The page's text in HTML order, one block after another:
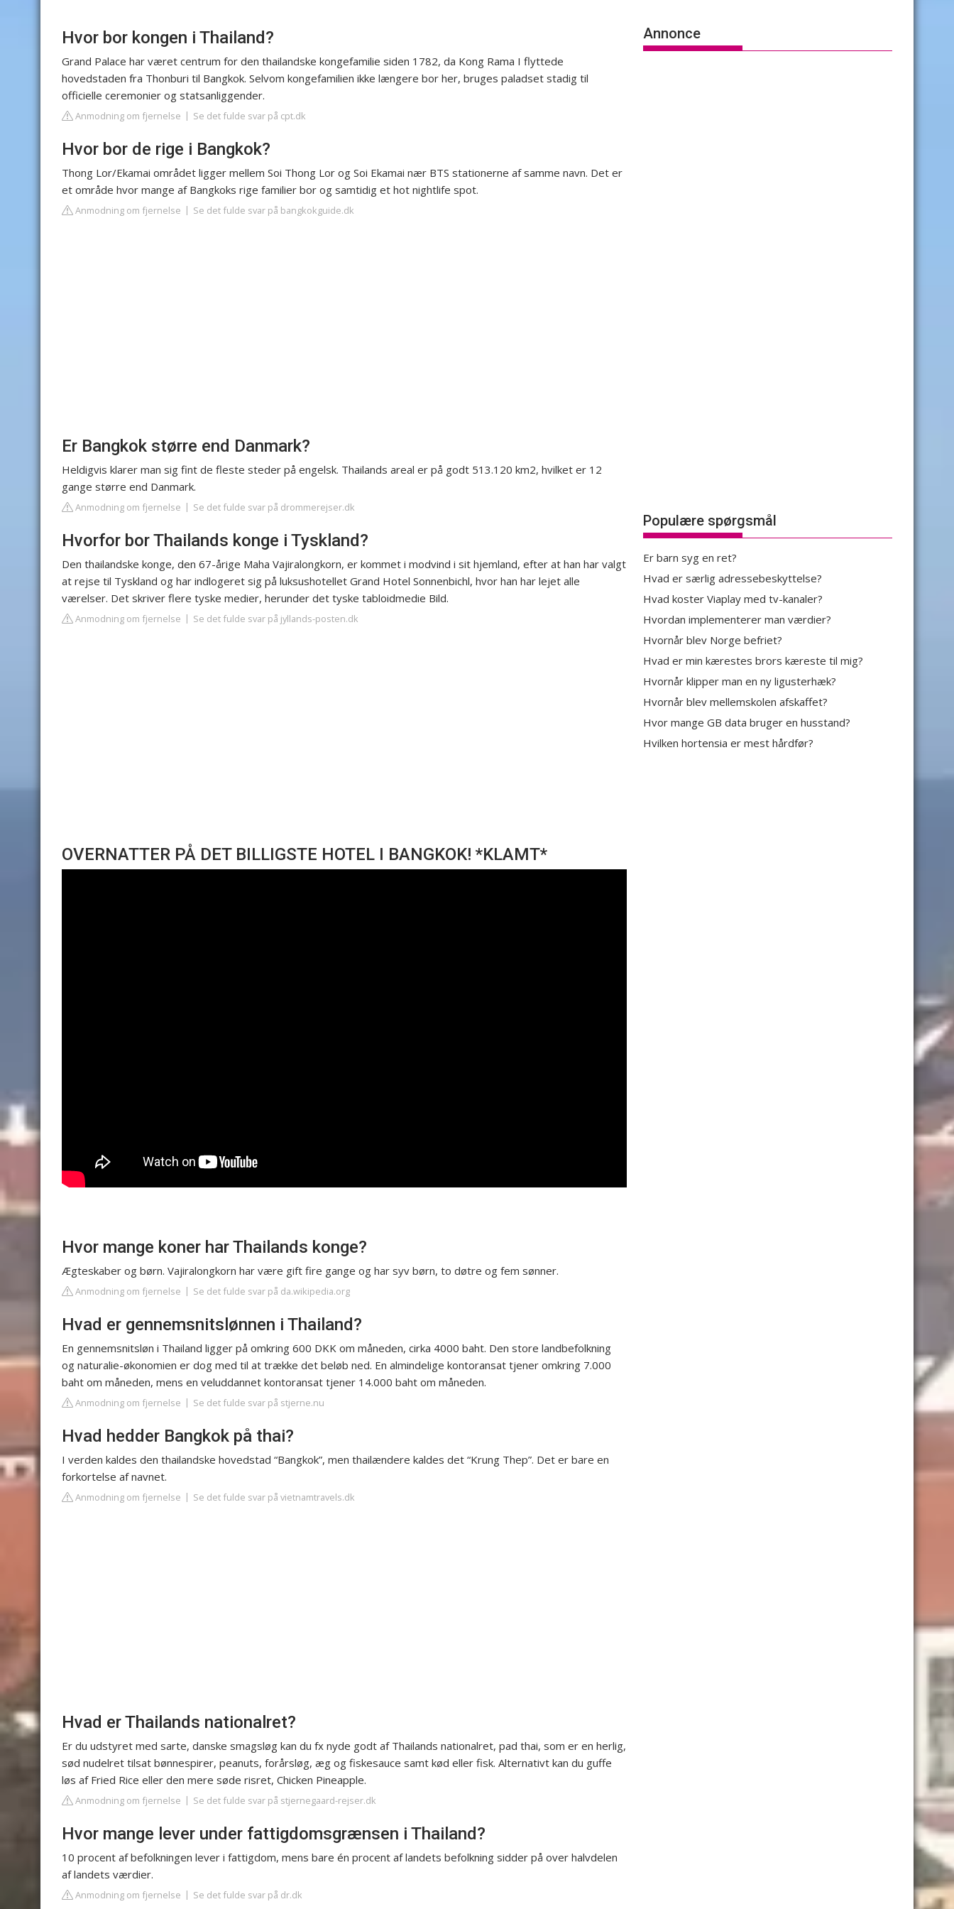
Hvor bor kongen i Thailand?
Grand Palace har været centrum for den thailandske kongefamilie siden 1782, da Kong Rama I flyttede
hovedstaden fra Thonburi til Bangkok. Selvom kongefamilien ikke længere bor her, bruges paladset stadig til
officielle ceremonier og statsanliggender.
Anmodning om fjernelse Se det fulde svar på cpt.dk
Hvor bor de rige i Bangkok?
Thong Lor/Ekamai området ligger mellem Soi Thong Lor og Soi Ekamai nær BTS stationerne af samme navn. Det er
et område hvor mange af Bangkoks rige familier bor og samtidig et hot nightlife spot.
Anmodning om fjernelse Se det fulde svar på bangkokguide.dk
Er Bangkok større end Danmark?
Heldigvis klarer man sig fint de fleste steder på engelsk. Thailands areal er på godt 513.120 km2, hvilket er 12
gange større end Danmark.
Anmodning om fjernelse Se det fulde svar på drommerejser.dk
Hvorfor bor Thailands konge i Tyskland?
Den thailandske konge, den 67-årige Maha Vajiralongkorn, er kommet i modvind i sit hjemland, efter at han har valgt
at rejse til Tyskland og har indlogeret sig på luksushotellet Grand Hotel Sonnenbichl, hvor han har lejet alle
værelser. Det skriver flere tyske medier, herunder det tyske tabloidmedie Bild.
Anmodning om fjernelse Se det fulde svar på jyllands-posten.dk
OVERNATTER PÅ DET BILLIGSTE HOTEL I BANGKOK! *KLAMT*
Hvor mange koner har Thailands konge?
Ægteskaber og børn. Vajiralongkorn har være gift fire gange og har syv børn, to døtre og fem sønner.
Anmodning om fjernelse Se det fulde svar på da.wikipedia.org
Hvad er gennemsnitslønnen i Thailand?
En gennemsnitsløn i Thailand ligger på omkring 600 DKK om måneden, cirka 4000 baht. Den store landbefolkning
og naturalie-økonomien er dog med til at trække det beløb ned. En almindelige kontoransat tjener omkring 7.000
baht om måneden, mens en veluddannet kontoransat tjener 14.000 baht om måneden.
Anmodning om fjernelse Se det fulde svar på stjerne.nu
Hvad hedder Bangkok på thai?
I verden kaldes den thailandske hovedstad “Bangkok”, men thailændere kaldes det “Krung Thep”. Det er bare en
forkortelse af navnet.
Anmodning om fjernelse Se det fulde svar på vietnamtravels.dk
Hvad er Thailands nationalret?
Er du udstyret med sarte, danske smagsløg kan du fx nyde godt af Thailands nationalret, pad thai, som er en herlig,
sød nudelret tilsat bønnespirer, peanuts, forårsløg, æg og fiskesauce samt kød eller fisk. Alternativt kan du guffe
løs af Fried Rice eller den mere søde risret, Chicken Pineapple.
Anmodning om fjernelse Se det fulde svar på stjernegaard-rejser.dk
Hvor mange lever under fattigdomsgrænsen i Thailand?
10 procent af befolkningen lever i fattigdom, mens bare én procent af landets befolkning sidder på over halvdelen
af landets værdier.
Anmodning om fjernelse Se det fulde svar på dr.dk
Annonce
Populære spørgsmål
Er barn syg en ret?
Hvad er særlig adressebeskyttelse?
Hvad koster Viaplay med tv-kanaler?
Hvordan implementerer man værdier?
Hvornår blev Norge befriet?
Hvad er min kærestes brors kæreste til mig?
Hvornår klipper man en ny ligusterhæk?
Hvornår blev mellemskolen afskaffet?
Hvor mange GB data bruger en husstand?
Hvilken hortensia er mest hårdfør?